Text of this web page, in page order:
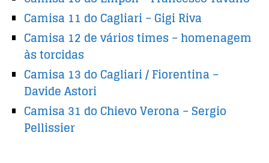
Camisa 11 do Cagliari – Gigi Riva
Camisa 12 de vários times – homenagem
às torcidas
Camisa 13 do Cagliari / Fiorentina –
Davide Astori
Camisa 31 do Chievo Verona – Sergio
Pellissier